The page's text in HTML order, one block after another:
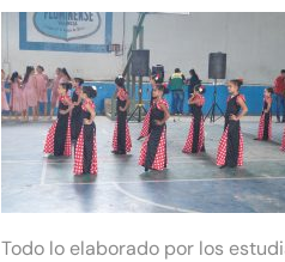
Todo lo elaborado por los